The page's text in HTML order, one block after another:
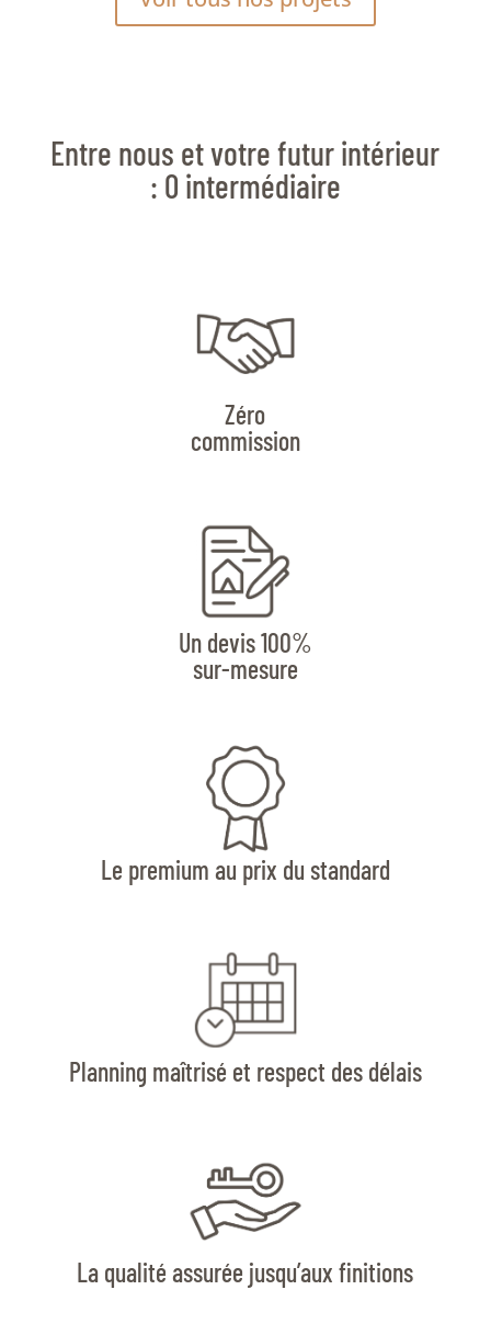
Entre nous et votre futur intérieur
: 0 intermédiaire
Zéro
commission
Un devis 100%
sur-mesure
Le premium au prix du standard
Planning maîtrisé et respect des délais
La qualité assurée jusqu’aux finitions